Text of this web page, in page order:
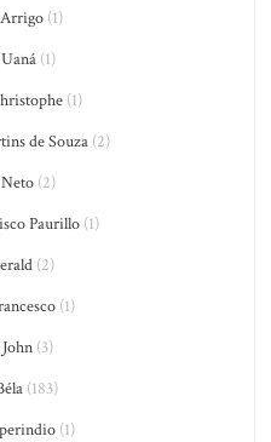
(1)
(1)
(1)
de Souza (2)
(2)
Paurillo (1)
(2)
(1)
(3)
(183)
(1)